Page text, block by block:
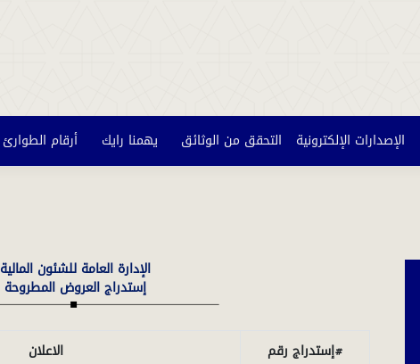
الإصدارات الإلكترونية التحقق من الوثائق يهمنا رايك أرقام الطوارئ
الإدارة العامة للشئون المالية
إستدراج العروض المطروحة
#إستدراج رقم الاعلان